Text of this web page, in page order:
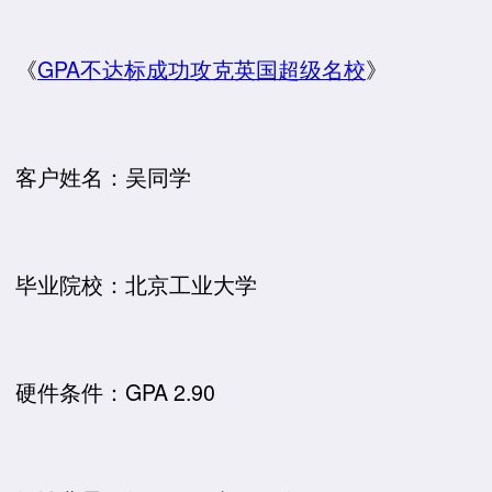
《GPA不达标成功攻克英国超级名校》
客户姓名：吴同学
毕业院校：北京工业大学
硬件条件：GPA 2.90